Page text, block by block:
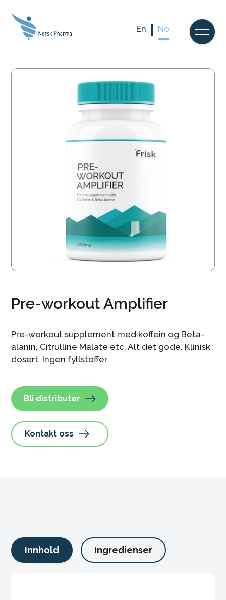
En No
Pre-workout Amplifier
Pre-workout supplement med koffein og Beta-
alanin, Citrulline Malate etc. Alt det gode. Klinisk
dosert. Ingen fyllstoffer.
Bli distributør
Kontakt oss
Innhold Ingredienser